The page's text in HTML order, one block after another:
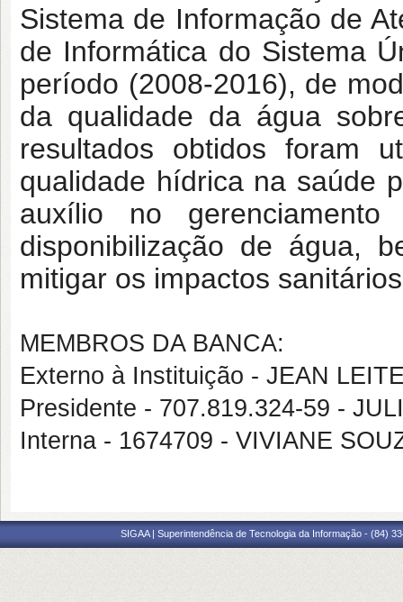
Sistema de Informação de
de Informática do Sistema
período (2008-2016), de
da qualidade da água
resultados obtidos foram
qualidade hídrica na saúde
auxílio no
disponibilização de água,
mitigar os impactos
MEMBROS DA BANCA:
Externo à Instituição - JEAN
Presidente - 707.819.324-59 -
Interna - 1674709 - VIVIANE
SIGAA | Superintendência de Tecnologia da Informação - (84)